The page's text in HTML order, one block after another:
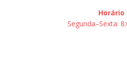
Horário
Segunda–Sexta: